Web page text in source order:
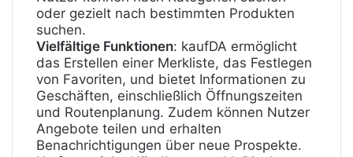
oder gezielt nach bestimmten Produkten
suchen.
Vielfältige Funktionen: kaufDA ermöglicht
das Erstellen einer Merkliste, das Festlegen
von Favoriten, und bietet Informationen zu
Geschäften, einschließlich Öffnungszeiten
und Routenplanung. Zudem können Nutzer
Angebote teilen und erhalten
Benachrichtigungen über neue Prospekte.